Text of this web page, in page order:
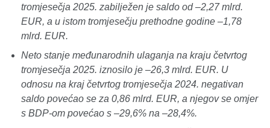
tromjesečja 2025. zabilježen je saldo od –2,27 mlrd.
EUR, a u istom tromjesečju prethodne godine –1,78
mlrd. EUR.
Neto stanje međunarodnih ulaganja na kraju četvrtog
tromjesečja 2025. iznosilo je –26,3 mlrd. EUR. U
odnosu na kraj četvrtog tromjesečja 2024. negativan
saldo povećao se za 0,86 mlrd. EUR, a njegov se omjer
s BDP-om povećao s –29,6% na –28,4%.